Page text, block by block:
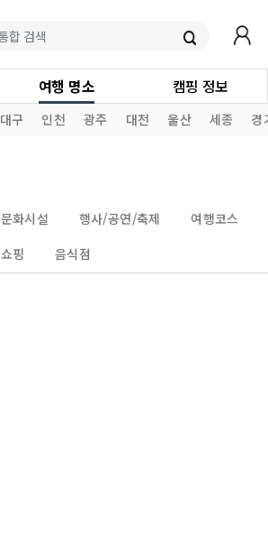
여행 명소 캠핑 정보
대구 인천 광주 대전 울산 세종 경
문화시설 행사/공연/축제
여행코스
쇼핑 음식점